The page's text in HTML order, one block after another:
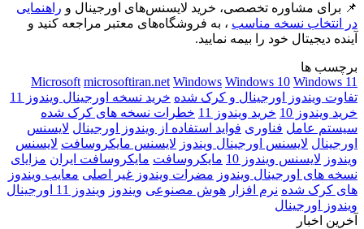
📌 برای مشاوره تخصصی، خرید لایسنس‌های اورجینال و راهنمایی
در انتخاب نسخه مناسب ، به فروشگاه‌های معتبر مراجعه کنید و
آینده دیجیتال خود را بیمه نمایید.
برچسب ها
Microsoft microsoftiran.net Windows Windows 10 Windows 11
تفاوت ویندوز اورجینال و کرک شده خرید نسخه اورجینال ویندوز 11
خرید ویندوز 10
خرید ویندوز 11
خطرات نسخه های کرک شده
سیستم عامل فناوری فواید استفاده از ویندوز اورجینال لایسنس
اورجینال لایسنس اورجینال ویندوز لایسنس مایکروسافت لایسنس
ویندوز لایسنس ویندوز 10 مایکروسافت مایکروسافت ایران مزایای
نسخه های اورجینال ویندوز مضرات ویندوز غیر اصلی معایب ویندوز
های کرک شده نرم‌ افزار هوش مصنوعی ویندوز ویندوز 11 اورجینال
ویندوز اورجینال
آخرین اخبار